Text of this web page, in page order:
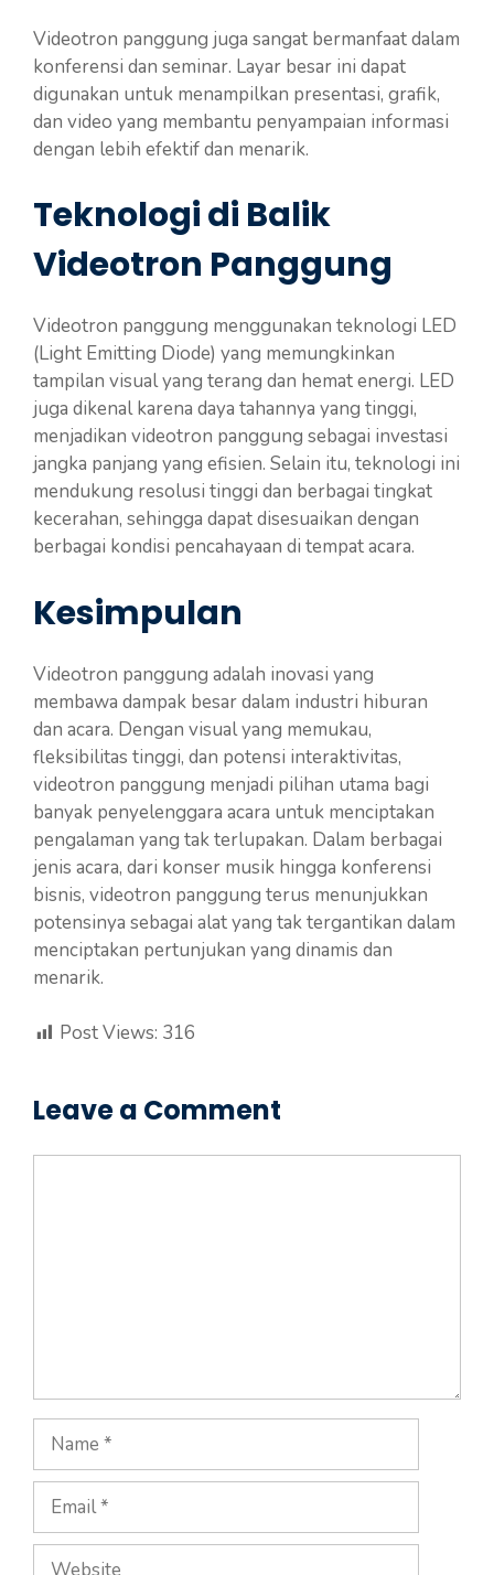
Videotron panggung juga sangat bermanfaat dalam
konferensi dan seminar. Layar besar ini dapat
digunakan untuk menampilkan presentasi, grafik,
dan video yang membantu penyampaian informasi
dengan lebih efektif dan menarik.
Teknologi di Balik
Videotron Panggung
Videotron panggung menggunakan teknologi LED
(Light Emitting Diode) yang memungkinkan
tampilan visual yang terang dan hemat energi. LED
juga dikenal karena daya tahannya yang tinggi,
menjadikan videotron panggung sebagai investasi
jangka panjang yang efisien. Selain itu, teknologi ini
mendukung resolusi tinggi dan berbagai tingkat
kecerahan, sehingga dapat disesuaikan dengan
berbagai kondisi pencahayaan di tempat acara.
Kesimpulan
Videotron panggung adalah inovasi yang
membawa dampak besar dalam industri hiburan
dan acara. Dengan visual yang memukau,
fleksibilitas tinggi, dan potensi interaktivitas,
videotron panggung menjadi pilihan utama bagi
banyak penyelenggara acara untuk menciptakan
pengalaman yang tak terlupakan. Dalam berbagai
jenis acara, dari konser musik hingga konferensi
bisnis, videotron panggung terus menunjukkan
potensinya sebagai alat yang tak tergantikan dalam
menciptakan pertunjukan yang dinamis dan
menarik.
Post Views: 316
Leave a Comment